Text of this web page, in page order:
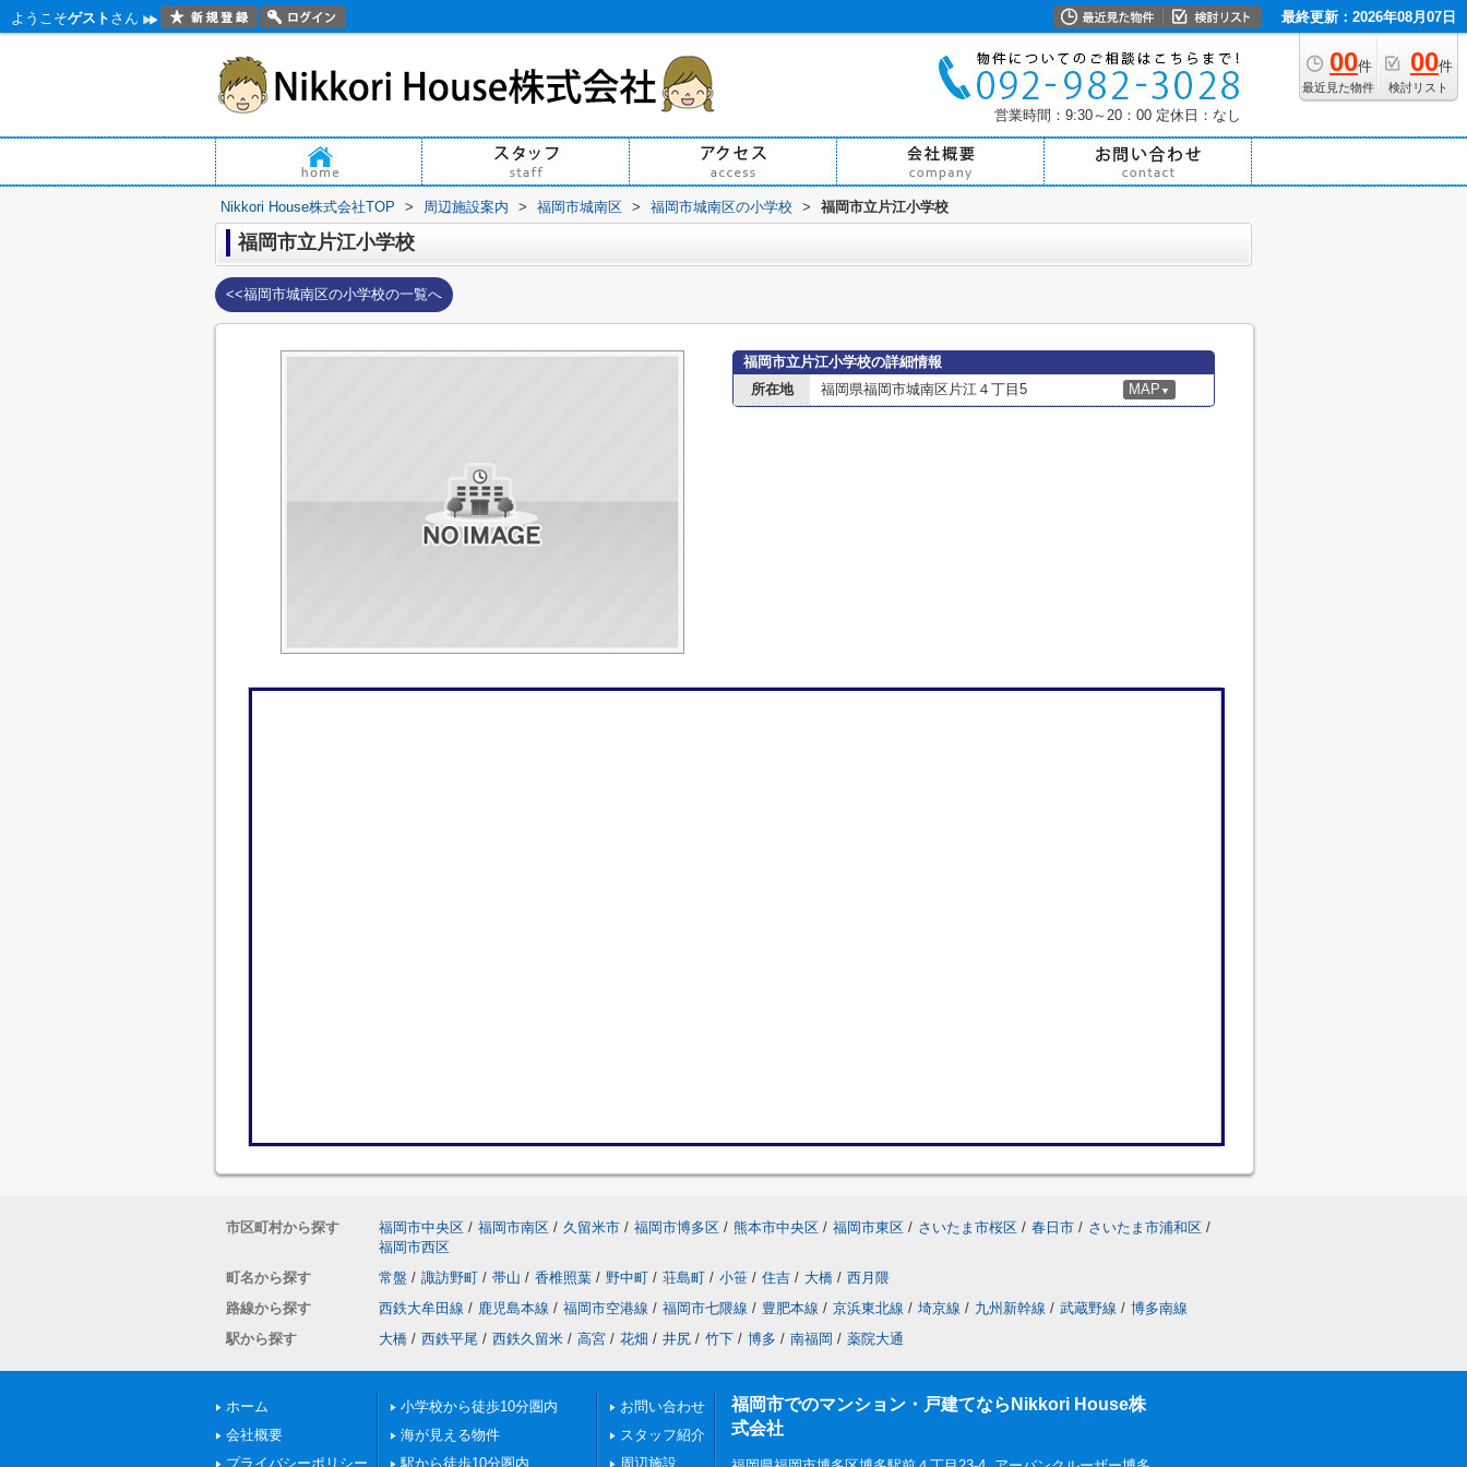
ようこそゲスト さん 最終更新：2026年08月07日
00件
最近見た物件
00件
検討リスト
営業時間：9:30～20：00 定休日：なし
Nikkori House株式会社TOP > 周辺施設案内 > 福岡市城南区 > 福岡市城南区の小学校 > 福岡市立片江小学校
福岡市立片江小学校
<<福岡市城南区の小学校の一覧へ
福岡市立片江小学校の詳細情報
所在地
福岡県福岡市城南区片江４丁目5 MAP ▼
市区町村から探す 福岡市中央区 / 福岡市南区 / 久留米市 / 福岡市博多区 / 熊本市中央区 / 福岡市東区 / さいたま市桜区 / 春日市 / さいたま市浦和区 /
福岡市西区
町名から探す
常盤 / 諏訪野町 / 帯山 / 香椎照葉 / 野中町 / 荘島町 / 小笹 / 住吉 / 大橋 / 西月隈
路線から探す
西鉄大牟田線 / 鹿児島本線 / 福岡市空港線 / 福岡市七隈線 / 豊肥本線 / 京浜東北線 / 埼京線 / 九州新幹線 / 武蔵野線 / 博多南線
駅から探す
大橋 / 西鉄平尾 / 西鉄久留米 / 高宮 / 花畑 / 井尻 / 竹下 / 博多 / 南福岡 / 薬院大通
ホーム
会社概要
プライバシーポリシー
小学校から徒歩10分圏内
海が見える物件
駅から徒歩10分圏内
お問い合わせ
スタッフ紹介
周辺施設
福岡市でのマンション・戸建てならNikkori House株
式会社